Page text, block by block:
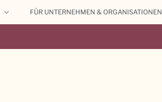
FÜR UNTERNEHMEN & ORGANISATIONEN